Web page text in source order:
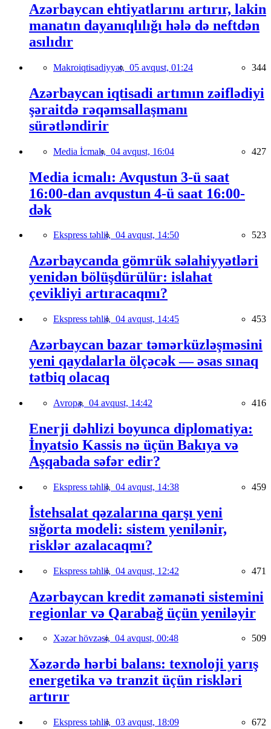
Azərbaycan ehtiyatlarını artırır, lakin
manatın dayanıqlılığı hələ də neftdən
asılıdır
Makroiqtisadiyyat, 05 avqust, 01:24 344
Azərbaycan iqtisadi artımın zəiflədiyi
şəraitdə rəqəmsallaşmanı
sürətləndirir
Media İcmalı, 04 avqust, 16:04 427
Media icmalı: Avqustun 3-ü saat
16:00-dan avqustun 4-ü saat 16:00-
dək
Ekspress təhlil, 04 avqust, 14:50 523
Azərbaycanda gömrük səlahiyyətləri
yenidən bölüşdürülür: islahat
çevikliyi artıracaqmı?
Ekspress təhlil, 04 avqust, 14:45 453
Azərbaycan bazar təmərküzləşməsini
yeni qaydalarla ölçəcək — əsas sınaq
tətbiq olacaq
Avropa, 04 avqust, 14:42 416
Enerji dəhlizi boyunca diplomatiya:
İnyatsio Kassis nə üçün Bakıya və
Aşqabada səfər edir?
Ekspress təhlil, 04 avqust, 14:38 459
İstehsalat qəzalarına qarşı yeni
sığorta modeli: sistem yenilənir,
risklər azalacaqmı?
Ekspress təhlil, 04 avqust, 12:42 471
Azərbaycan kredit zəmanəti sistemini
regionlar və Qarabağ üçün yeniləyir
Xəzər hövzəsi, 04 avqust, 00:48 509
Xəzərdə hərbi balans: texnoloji yarış
energetika və tranzit üçün riskləri
artırır
Ekspress təhlil, 03 avqust, 18:09 672